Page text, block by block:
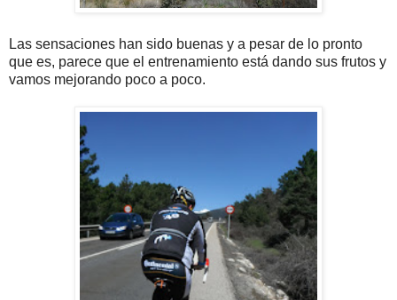
Las sensaciones han sido buenas y a pesar de lo pronto
que es, parece que el entrenamiento está dando sus frutos y
vamos mejorando poco a poco.